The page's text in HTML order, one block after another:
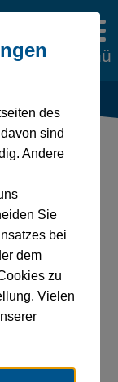
des
sind
Andere
Sie
bei
dem
zu
Vielen
Menü